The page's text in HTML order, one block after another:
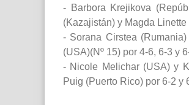
- Barbora Krejikova
(Kazajistán) y Magda
- Sorana Cirstea
(USA)(Nº 15) por 4-6, 6-3 y
- Nicole Melichar (USA) y
Puig (Puerto Rico) por 6-2 y